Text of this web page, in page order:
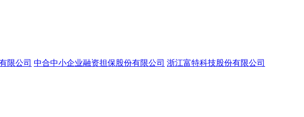
限公司 中合中小企业融资担保股份有限公司 浙江富特科技股份有限公司